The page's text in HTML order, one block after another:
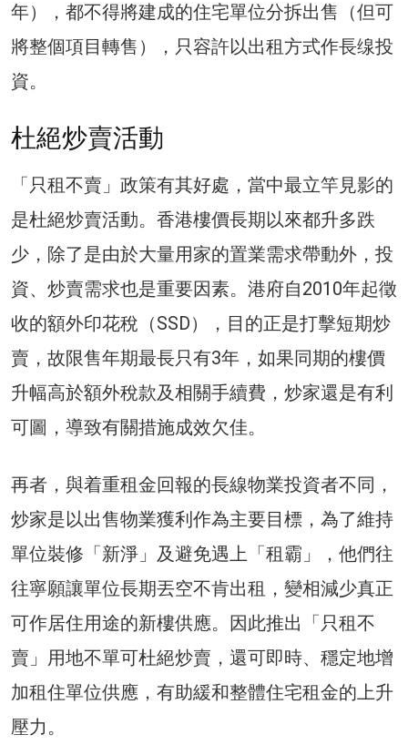
年），都不得將建成的住宅單位分拆出售（但可
將整個項目轉售），只容許以出租方式作長缐投
資。
杜絕炒賣活動
「只租不賣」政策有其好處，當中最立竿見影的
是杜絕炒賣活動。香港樓價長期以來都升多跌
少，除了是由於大量用家的置業需求帶動外，投
資、炒賣需求也是重要因素。港府自2010年起徵
收的額外印花稅（SSD），目的正是打擊短期炒
賣，故限售年期最長只有3年，如果同期的樓價
升幅高於額外稅款及相關手續費，炒家還是有利
可圖，導致有關措施成效欠佳。
再者，與着重租金回報的長線物業投資者不同，
炒家是以出售物業獲利作為主要目標，為了維持
單位裝修「新淨」及避免遇上「租霸」，他們往
往寧願讓單位長期丟空不肯出租，變相減少真正
可作居住用途的新樓供應。因此推出「只租不
賣」用地不單可杜絕炒賣，還可即時、穩定地增
加租住單位供應，有助緩和整體住宅租金的上升
壓力。